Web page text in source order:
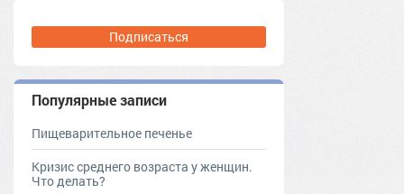
Подписаться
Популярные записи
Пищеварительное печенье
Кризис среднего возраста у женщин.
Что делать?